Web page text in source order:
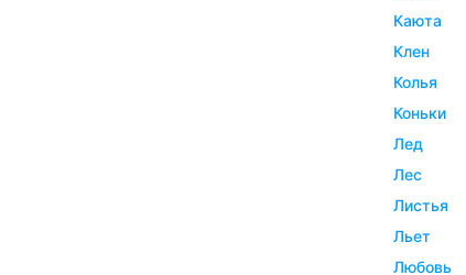
каюта
клен
колья
коньки
лед
лес
листья
льет
любовь